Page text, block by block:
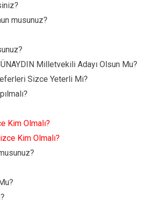
musunuz?
Milletvekili Adayı Olsun Mu?
Sizce Yeterli Mi?
Kim Olmalı?
Kim Olmalı?